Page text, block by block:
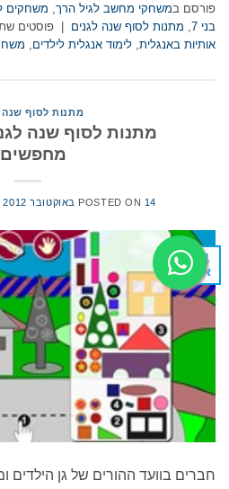
פורסם במשחקי מחשב לגיל הרך משחקים
בני 7
מתנות לסוף שנה לגנים פוסטים
אותיות באנגלית לימוד אנגלית לילדים
מתנות לסוף שנה
מתנות לסוף שנה
POSTED ON 14 באוקטובר 2012
14
אוק
חברים בוועד ההורים של גן